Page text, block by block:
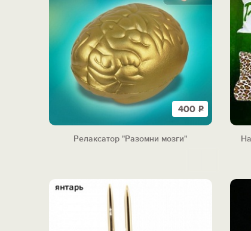
400Р
Релаксатор "Разомни мозги"